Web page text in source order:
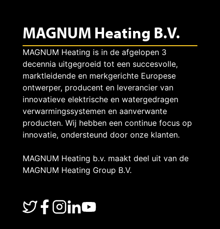
MAGNUM Heating B.V.
MAGNUM Heating is in de afgelopen 3
decennia uitgegroeid tot een succesvolle,
marktleidende en merkgerichte Europese
ontwerper, producent en leverancier van
innovatieve elektrische en watergedragen
verwarmingssystemen en aanverwante
producten. Wij hebben een continue focus op
innovatie, ondersteund door onze klanten.
MAGNUM Heating b.v. maakt deel uit van de
MAGNUM Heating Group B.V.